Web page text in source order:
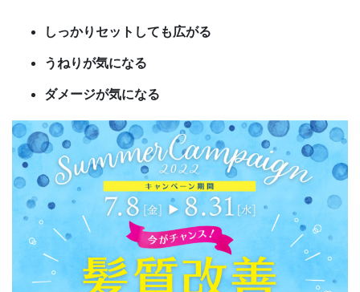
しっかりセットしても広がる
うねりが気になる
ダメージが気になる